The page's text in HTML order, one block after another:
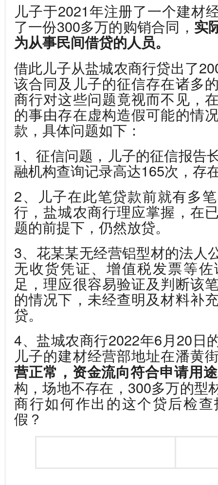
儿子于2021年注册了一个建材
了一份300多万的购销合同， 实
为从事民间借贷的人员。
借此儿子从盐城农商行贷出了
该合同及儿子的征信存在诸多
商行对这些问题竟视而不见，
的事由存在虚构造假可能的情
款，具体问题如下：
1、征信问题，儿子的征信报告
融机构查询记录高达165次，存
2、儿子在此笔贷款前就有多
行，盐城农商行理应掌握，在
题的前提下，仍然放贷。
3、花某某无经营铝型材的法人
无收货凭证、增值税发票等
足，理应很容易验证及判断该
的情况下，未经查明及材料补
贷。
4、盐城农商行2022年6月20日
儿子的建材经营部地址在潘黄
营正常，资金流向符合申请用
构，场地不存在，300多万的型
商行如何作出的这个贷后检
假？